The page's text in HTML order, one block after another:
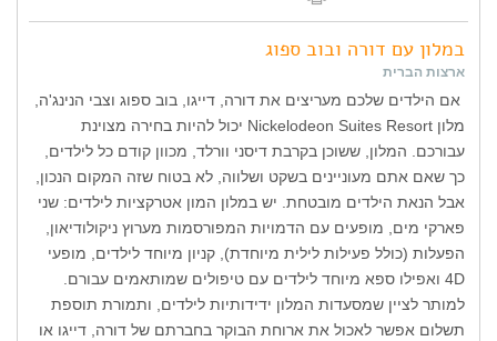
במלון עם דורה ובוב ספוג
ארצות הברית
אם הילדים שלכם מעריצים את דורה, דייגו, בוב ספוג וצבי הנינג'ה,
מלון Nickelodeon Suites Resort יכול להיות בחירה מצוינת
עבורכם. המלון, ששוכן בקרבת דיסני וורלד, מכוון קודם כל לילדים,
כך שאם אתם מעוניינים בשקט ושלווה, לא בטוח שזה המקום הנכון,
אבל הנאת הילדים מובטחת. יש במלון המון אטרקציות לילדים: שני
פארקי מים, מופעים עם הדמויות המפורסמות מערוץ ניקולודיאון,
הפעלות (כולל פעילות לילית מיוחדת), קניון מיוחד לילדים, מופעי
4D ואפילו ספא מיוחד לילדים עם טיפולים שמותאמים עבורם.
למותר לציין שמסעדות המלון ידידותיות לילדים, ותמורת תוספת
תשלום אפשר לאכול את ארוחת הבוקר בחברתם של דורה, דייגו או